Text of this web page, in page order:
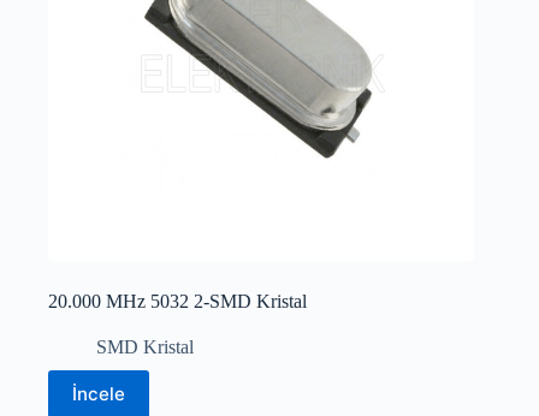
20.000 MHz 5032 2-SMD Kristal
SMD Kristal
İncele